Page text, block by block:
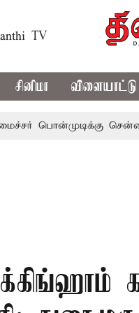
TV
சினிமா விளையாட்டு
சென்னை